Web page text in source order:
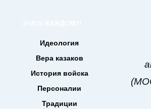
Идеология
Вера казаков
История войска
Персоналии
Традиции